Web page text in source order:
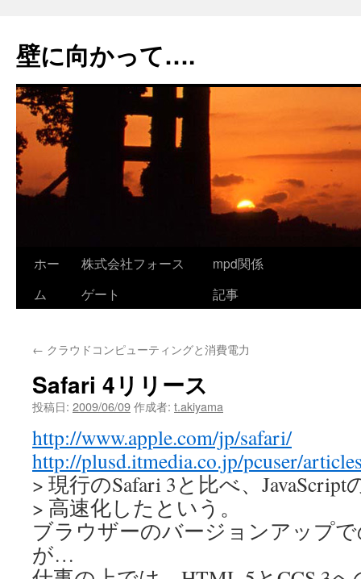
テ
ン
へ
ス
キ
ッ
プ
壁に向かって….
ホー
ム
株式会社フォース
ゲート
mpd関係
記事
← クラウドコンピューティングと消費電力
Safari 4リリース
投稿日: 2009/06/09作成者: t.akiyama
http://www.apple.com/jp/safari/
http://plusd.itmedia.co.jp/pcuser/
> 現行のSafari 3と比べ、
> 高速化したという。
ブラウザーのバージョンアップ
が…